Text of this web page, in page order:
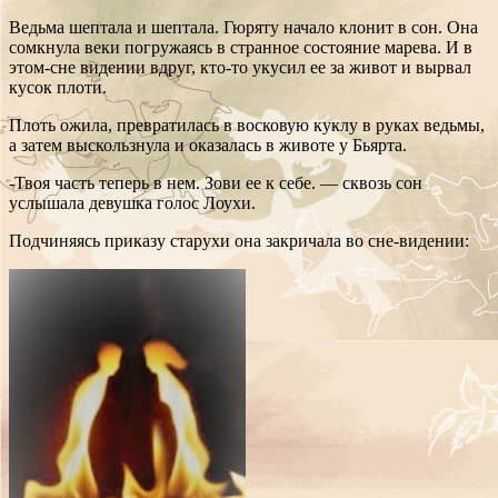
Ведьма шептала и шептала. Гюряту начало клонит в сон. Она
сомкнула веки погружаясь в странное состояние марева. И в
этом-сне видении вдруг, кто-то укусил ее за живот и вырвал
кусок плоти.
Плоть ожила, превратилась в восковую куклу в руках ведьмы,
а затем выскользнула и оказалась в животе у Бьярта.
-Твоя часть теперь в нем. Зови ее к себе. — сквозь сон
услышала девушка голос Лоухи.
Подчиняясь приказу старухи она закричала во сне-видении: